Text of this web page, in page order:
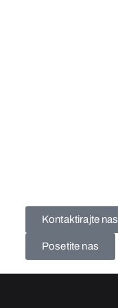
Kontaktirajte nas
Posetite nas